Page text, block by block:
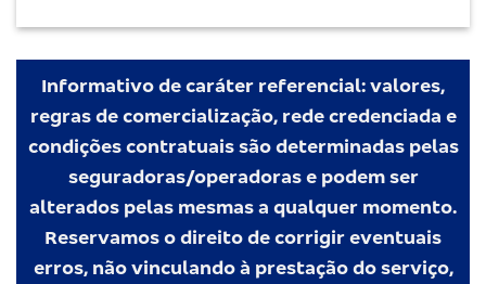
Informativo de caráter referencial: valores,
regras de comercialização, rede credenciada e
condições contratuais são determinadas pelas
seguradoras/operadoras e podem ser
alterados pelas mesmas a qualquer momento.
Reservamos o direito de corrigir eventuais
erros, não vinculando à prestação do serviço,